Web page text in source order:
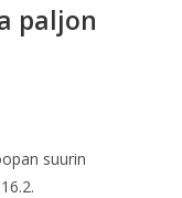
paljon
suurin